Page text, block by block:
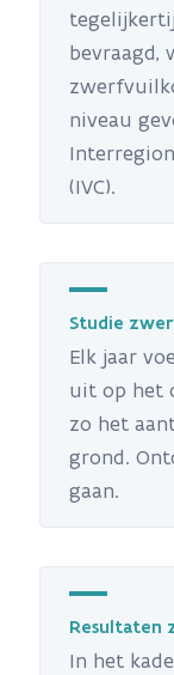
bevraagd,
niveau
(IVC).
Studie
Elk jaar
uit op het
zo het
grond.
gaan.
Resultaten
In het